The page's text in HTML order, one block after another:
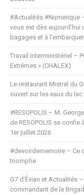
#Actualités #Numerique
vous est dès aujourd’hui
bagages et à
Travail interministériel –
Extrêmes » (CHALEX)
Le restaurant Mistral du
ouvert sur les eaux du
#RESOPOLIS – M.
de RESOPOLIS se
1er juillet 2026
#devoirdememoire – Ce
triomphe
G7 d’Évian et Actualités
commandant de la